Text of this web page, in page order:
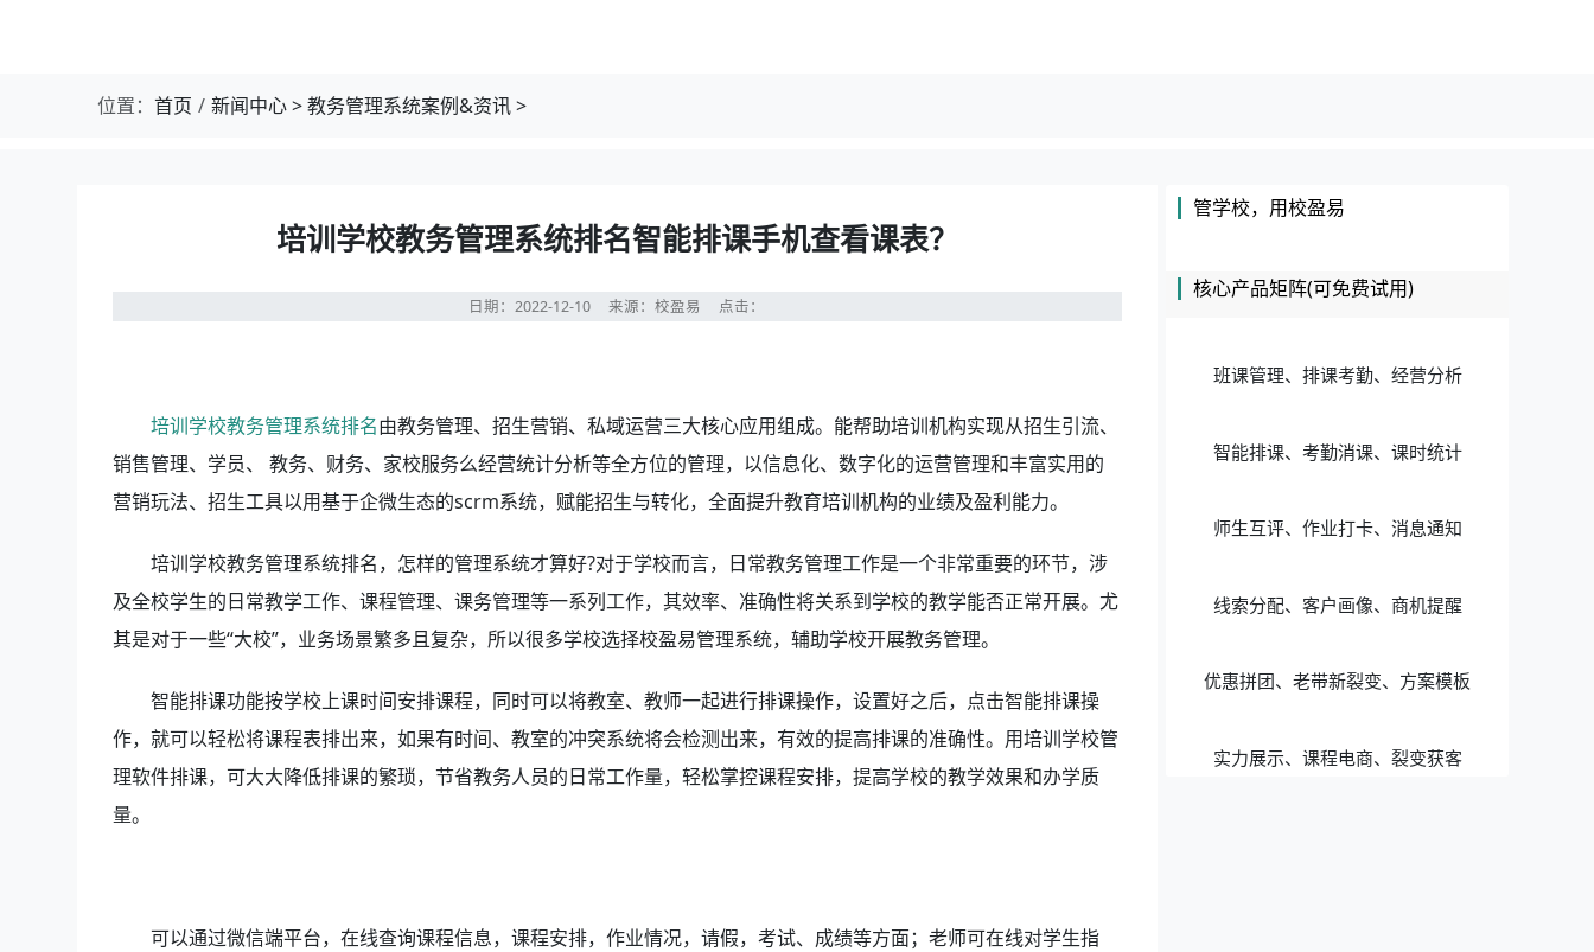
位置： 首页 新闻中心>教务管理系统案例&资讯>
培训学校教务管理系统排名智能排课手机查看课表？
日期：2022-12-10来源：校盈易 点击：
培训学校教务管理系统排名由教务管理、招生营销、私域运营三大核心应用组成。能帮助培训机构实现从招生引流、
销售管理、学员、 教务、财务、家校服务么经营统计分析等全方位的管理，以信息化、数字化的运营管理和丰富实用的
营销玩法、招生工具以用基于企微生态的scrm系统，赋能招生与转化，全面提升教育培训机构的业绩及盈利能力。
培训学校教务管理系统排名，怎样的管理系统才算好?对于学校而言，日常教务管理工作是一个非常重要的环节，涉
及全校学生的日常教学工作、课程管理、课务管理等一系列工作，其效率、准确性将关系到学校的教学能否正常开展。尤
其是对于一些“大校”，业务场景繁多且复杂，所以很多学校选择校盈易管理系统，辅助学校开展教务管理。
智能排课功能按学校上课时间安排课程，同时可以将教室、教师一起进行排课操作，设置好之后，点击智能排课操
作，就可以轻松将课程表排出来，如果有时间、教室的冲突系统将会检测出来，有效的提高排课的准确性。用培训学校管
理软件排课，可大大降低排课的繁琐，节省教务人员的日常工作量，轻松掌控课程安排，提高学校的教学效果和办学质
量。
可以通过微信端平台，在线查询课程信息，课程安排，作业情况，请假，考试、成绩等方面；老师可在线对学生指
管学校，用校盈易
核心产品矩阵(可免费试用)
班课管理、排课考勤、经营分析
智能排课、考勤消课、课时统计
师生互评、作业打卡、消息通知
线索分配、客户画像、商机提醒
优惠拼团、老带新裂变、方案模板
实力展示、课程电商、裂变获客